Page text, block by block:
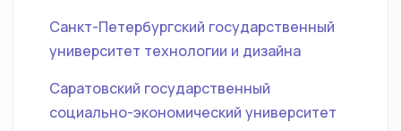
Санкт-Петербургский государственный
университет технологии и дизайна
Саратовский государственный
социально-экономический университет